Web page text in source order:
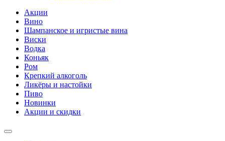
Акции
Вино
Шампанское и игристые вина
Виски
Водка
Коньяк
Ром
Крепкий алкоголь
Ликёры и настойки
Пиво
Новинки
Акции и скидки